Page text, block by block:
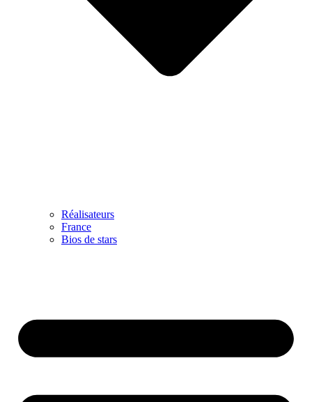
Réalisateurs
France
Bios de stars